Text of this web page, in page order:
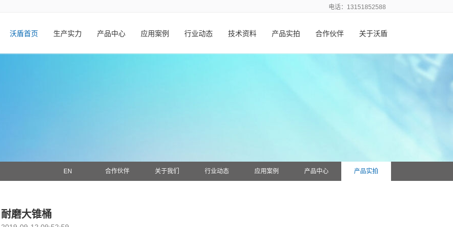
电话：13151852588
沃盾首页 生产实力 产品中心 应用案例 行业动态 技术资料 产品实拍 合作伙伴 关于沃盾
产品实拍
产品中心
应用案例
行业动态
关于我们
合作伙伴
EN
耐磨大锥桶